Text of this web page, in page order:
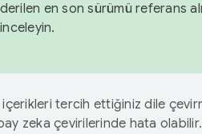
en son sürümü referans
tercih ettiğiniz dile
zeka çevirilerinde hata olabilir.